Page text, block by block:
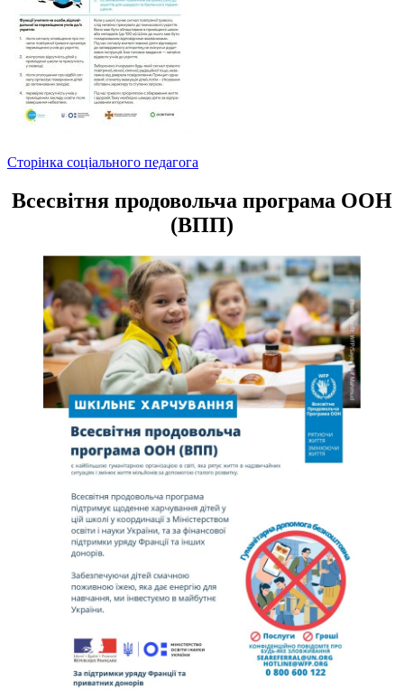
Навігація
записів
Сторінка соціального педагога
Всесвітня продовольча програма ООН
(ВПП)